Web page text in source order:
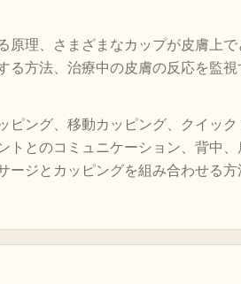
原理、さまざまなカップが皮膚上
る方法、治療中の皮膚の反応を監視
ピング、移動カッピング、クイック
トとのコミュニケーション、背中
ージとカッピングを組み合わせる